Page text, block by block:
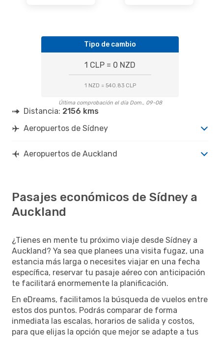
Tipo de cambio
1 CLP = 0 NZD
1 NZD = 540.83 CLP
Última comprobación el día Dom., 09-08
Distancia: 2156 kms
Aeropuertos de Sídney
Aeropuertos de Auckland
Pasajes económicos de Sídney a
Auckland
¿Tienes en mente tu próximo viaje desde Sídney a
Auckland? Ya sea que planees una visita fugaz, una
estancia más larga o necesites viajar en una fecha
específica, reservar tu pasaje aéreo con anticipación
te facilitará enormemente la planificación.
En eDreams, facilitamos la búsqueda de vuelos entre
estos dos puntos. Podrás comparar de forma
inmediata las escalas, horarios de salida y costos,
para que elijas la opción que mejor se adapte a tus